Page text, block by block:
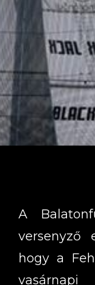
A
versenyző
hogy a